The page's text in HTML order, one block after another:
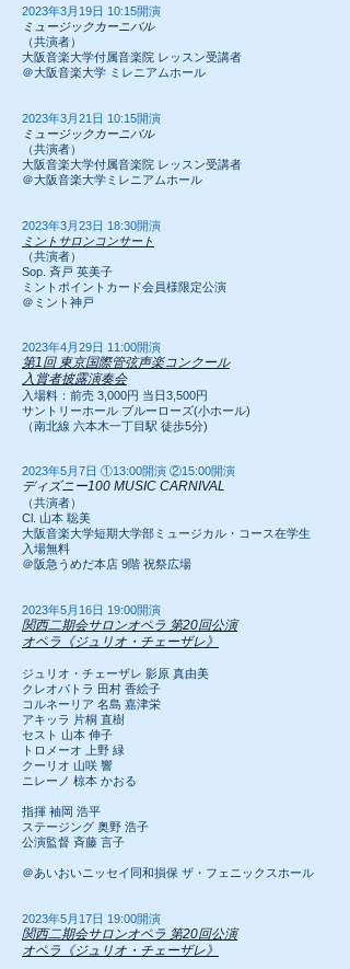
2023年3月19日 10:15開演
ミュージックカーニバル
（共演者）
大阪音楽大学付属音楽院 レッスン受講者
＠大阪音楽大学 ミレニアムホール
2023年3月21 日 10:15開演
ミュージックカーニバル
（共演者）
大阪音楽大学付属音楽院 レッスン受講者
＠大阪音楽大学ミレニアムホール
2023年3月23日 18:30開演
ミントサロンコンサート
（共演者）
Sop. 斉戸 英美子
ミントポイントカード会員様限定公演
＠ミント神戸
2023年4月29日 11:00開演
第1回 東京国際管弦声楽コンクール
入賞者披露演奏会
入場料：前売 3,000円 当日3,500円
サントリーホール ブルーローズ(小ホール)
（南北線 六本木一丁目駅 徒歩5分)
2023年5月7日 ①13:00開演 ②15:00開演
ディズニー100 MUSIC CARNIVAL
（共演者）
Cl. 山本 聡美
大阪音楽大学短期大学部ミュージカル・コース在学生
入場無料
＠阪急うめだ本店 9階 祝祭広場
2023年5月16日 19:00開演
関西二期会サロンオペラ 第20回公演
オペラ《ジュリオ・チェーザレ》
ジュリオ・チェーザレ 影原 真由美
クレオパトラ 田村 香絵子
コルネーリア 名島 嘉津栄
アキッラ 片桐 直樹
セスト 山本 伸子
トロメーオ 上野 緑
クーリオ 山咲 響
ニレーノ 椋本 かおる
指揮 袖岡 浩平
ステージング 奥野 浩子
公演監督 斉藤 言子
＠あいおいニッセイ同和損保 ザ・フェニックスホール
2023年5月17日 19:00開演
関西二期会サロンオペラ 第20回公演
オペラ《ジュリオ・チェーザレ》